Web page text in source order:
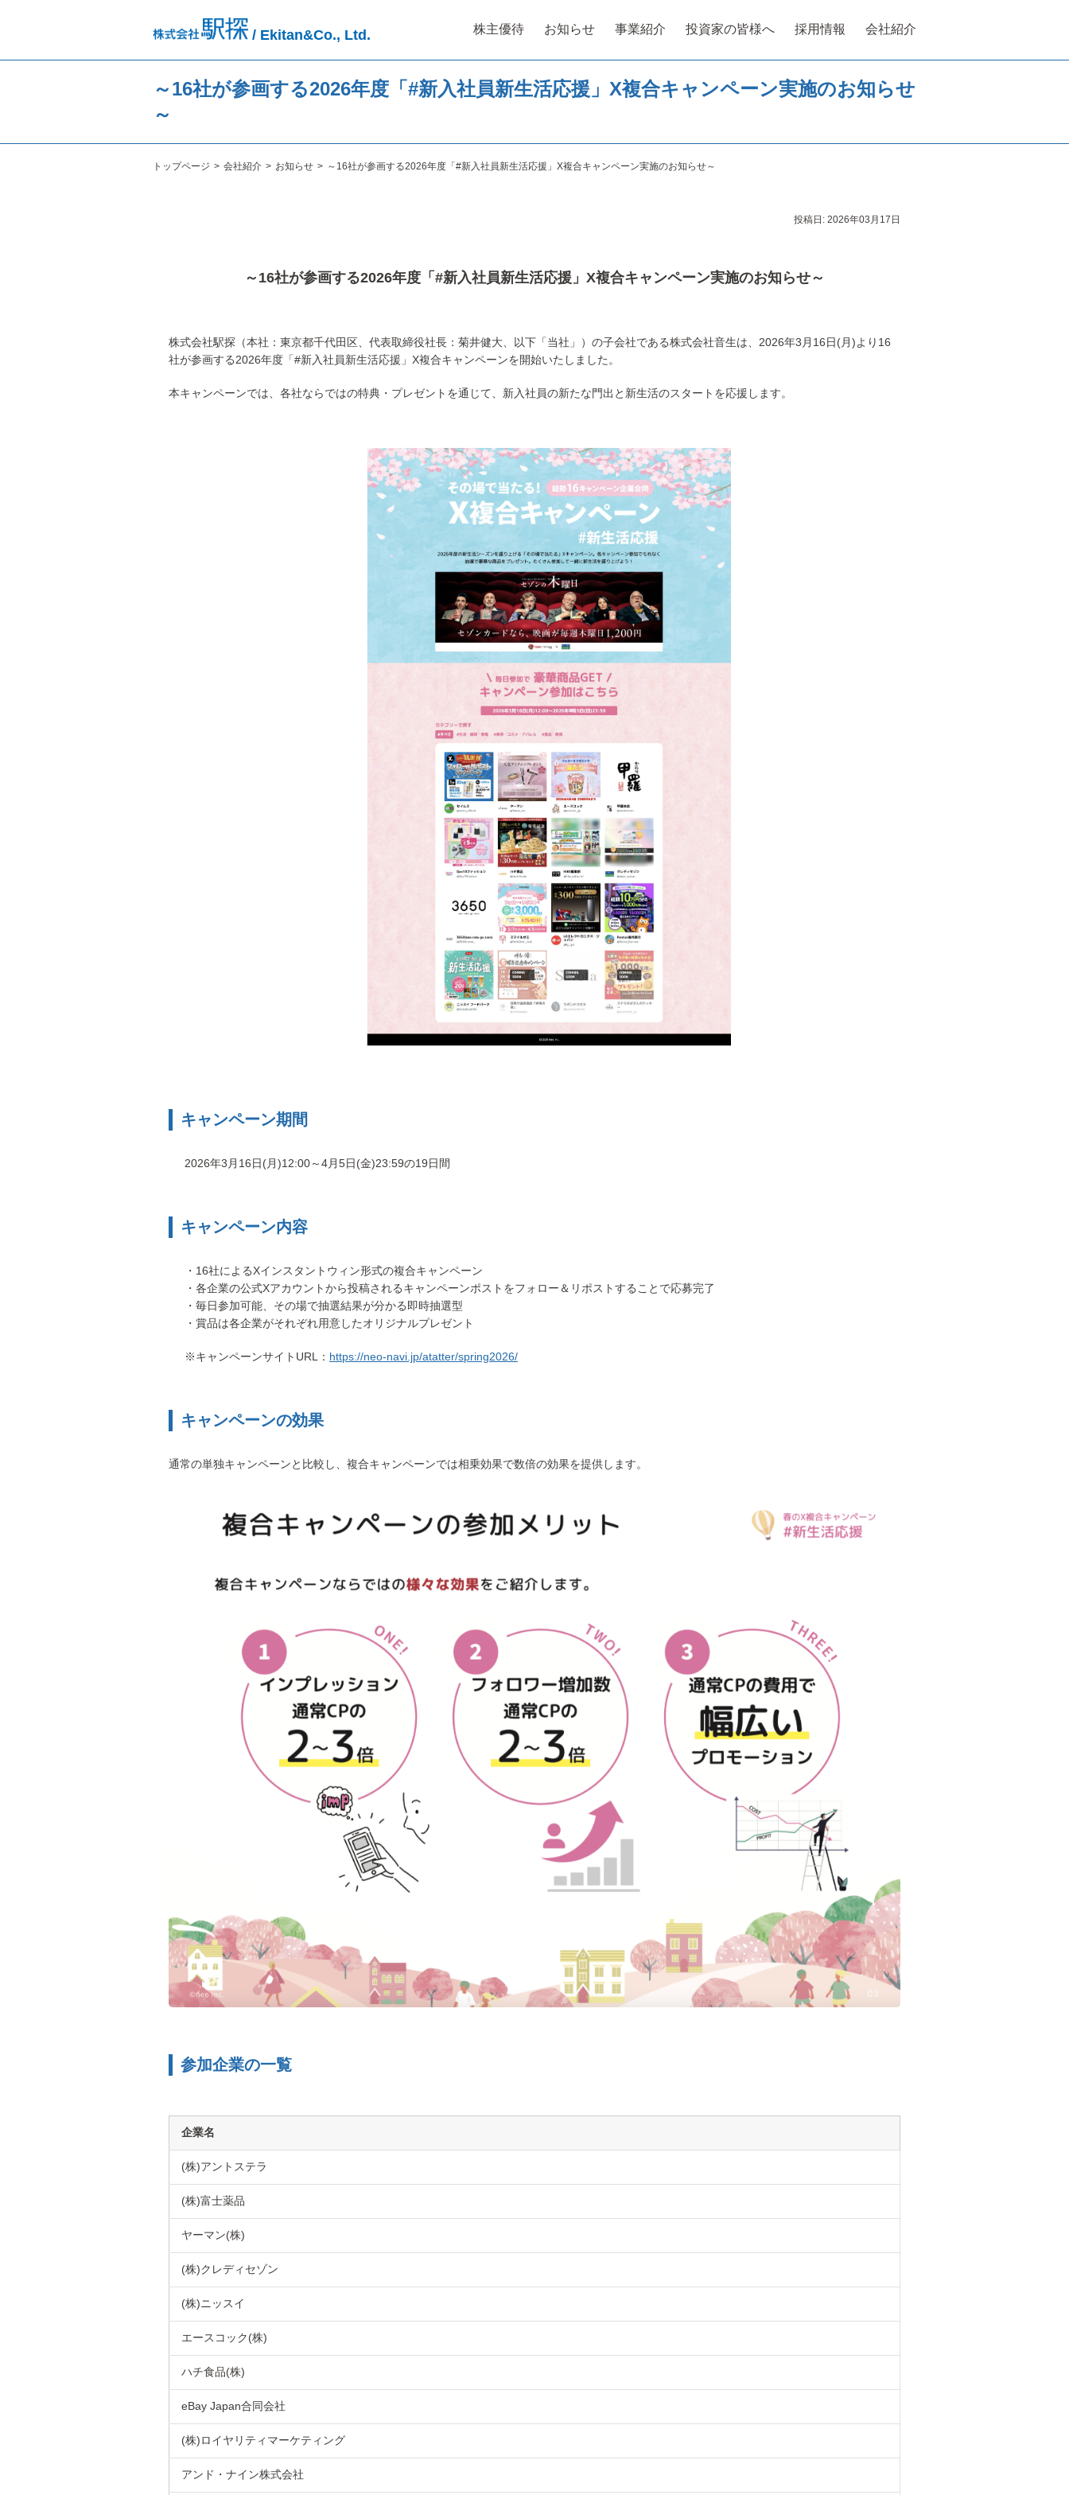
/ Ekitan&Co., Ltd. 株主優待 お知らせ 事業紹介 投資家の皆様へ 採用情報 会社紹介
～16社が参画する2026年度「#新入社員新生活応援」X複合キャンペーン実施のお知らせ
～
トップページ 会社紹介 お知らせ ～16社が参画する2026年度「#新入社員新生活応援」X複合キャンペーン実施のお知らせ～
投稿日: 2026年03月17日
～16社が参画する2026年度「#新入社員新生活応援」X複合キャンペーン実施のお知らせ～
株式会社駅探（本社：東京都千代田区、代表取締役社長：菊井健大、以下「当社」）の子会社である株式会社音生は、2026年3月16日(月)より16
社が参画する2026年度「#新入社員新生活応援」X複合キャンペーンを開始いたしました。
本キャンペーンでは、各社ならではの特典・プレゼントを通じて、新入社員の新たな門出と新生活のスタートを応援します。
キャンペーン期間
2026年3月16日(月)12:00～4月5日(金)23:59の19日間
キャンペーン内容
・16社によるXインスタントウィン形式の複合キャンペーン
・各企業の公式Xアカウントから投稿されるキャンペーンポストをフォロー＆リポストすることで応募完了
・毎日参加可能、その場で抽選結果が分かる即時抽選型
・賞品は各企業がそれぞれ用意したオリジナルプレゼント
※キャンペーンサイトURL： https://neo-navi.jp/atatter/spring2026/
キャンペーンの効果
通常の単独キャンペーンと比較し、複合キャンペーンでは相乗効果で数倍の効果を提供します。
参加企業の一覧
企業名
(株)アントステラ
(株)富士薬品
ヤーマン(株)
(株)クレディセゾン
(株)ニッスイ
エースコック(株)
ハチ食品(株)
eBay Japan合同会社
(株)ロイヤリティマーケティング
アンド・ナイン株式会社